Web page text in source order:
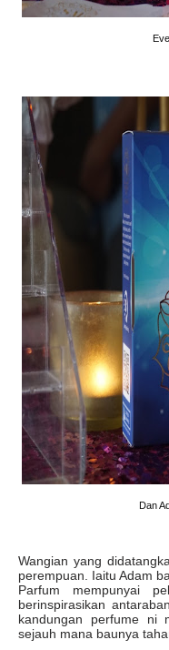
Dan
Wangian yang
perempuan. Iaitu Adam
Parfum mempunyai
berinspirasikan
kandungan perfume ni
sejauh mana baunya